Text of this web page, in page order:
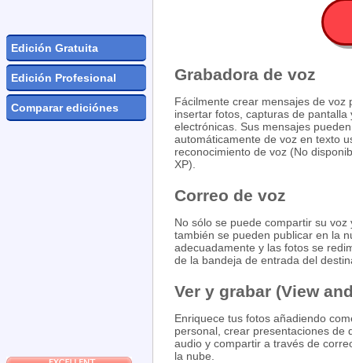
Edición Gratuita
Edición Profesional
Comparar ediciónes
Grabadora de voz
Fácilmente crear mensajes de voz
insertar fotos, capturas de pantalla
electrónicas. Sus mensajes
automáticamente de voz en texto
reconocimiento de voz (No
XP).
Correo de voz
No sólo se puede compartir su
también se pueden publicar en la
adecuadamente y las fotos se
de la bandeja de entrada del
Ver y grabar (View
Enriquece tus fotos añadiendo
personal, crear presentaciones de
audio y compartir a través de
la nube.